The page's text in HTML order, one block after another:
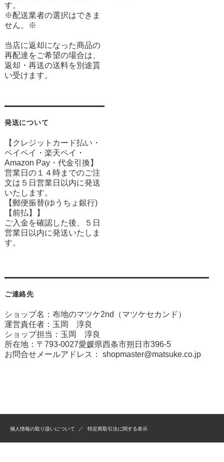
す。
※配送業者の選択はできま
せん。※
当店に返却になった商品の
再配達をご希望の場合は、
返却・再送の送料を別途貰
い受けます。
発送について
【クレジットカード払い・
ペイペイ・楽天ペイ・
Amazon Pay・ 代金引換】
営業日の１４時までのご注
文は５日営業日以内に発送
いたします。
【郵便振替(ゆうちょ銀行)
【前払】】
ご入金を確認した後、５日
営業日以内に発送いたしま
す。
ご連絡先
ショップ名：布地のマツケ2nd（マツケセカンド）
運営責任者：玉岡 淳良
ショップ担当：玉岡 淳良
所在地：〒793-0027愛媛県西条市朔日市396-5
お問合せメールアドレス： shopmaster@matsuke.co.jp
個人情報の取り扱いについて 特定商取引法に関する表示